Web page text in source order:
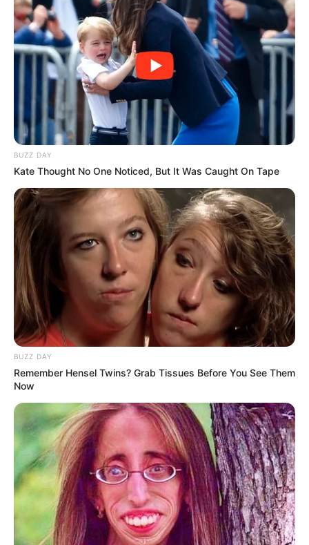
Πέμπτη, 22 Οκτωβρίου 2020, 20:06
ΓΕΙΑ ΣΑΣ….ΚΑΛΩΣ ΗΛΘΑΤΕ ΣΤΗΝ ΙΣΤΟΣΕΛΙΔΑ...
ΑΛΕΞΑΝΔΡΟΣ ΖΕΥΣ Ο
ΑΡΧΗΓΟΣ ΤΩΝ ΕΛ. Ο
ΑΠΟΛΥΤΟΣ ΚΥΡΙΑΡΧΟΣ.
ΕΙΝΑΙ ΕΔΩ, ΕΙΝΑΙ...
ΕΙΜΑΣΤΕ ΣΤΗΝ ΤΕΛΙΚΗ
ΜΑΖΙ ΜΑΣ, ΜΑΣ
ΠΡΟΣΤΑΤΕΥΟΥΝ ΚΑΙ...
ΕΒΡΑΙΟΙ ΚΑΙ ΕΠΑΝΑΣΤΑΣΕΙΣ….
Ο ΠΟΥ υπό έλεγχο:
παρατυπίες και
συγκρούσεις συμφερόντων
BUZZ DAY
Kate Thought No One Noticed, But It Was Caught On Tape
BUZZ DAY
Remember Hensel Twins? Grab Tissues Before You See Them
Now